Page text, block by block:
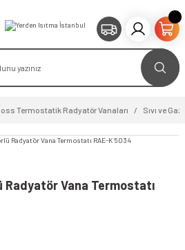
Termostatik Radyatör Vanaları Sıvı ve
Radyatör Vana Termostatı